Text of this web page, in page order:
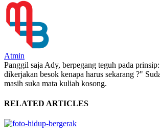
Atmin
Panggil saja Ady, berpegang teguh pada
dikerjakan besok kenapa harus sekarang ?"
masih suka mata kuliah kosong.
RELATED ARTICLES